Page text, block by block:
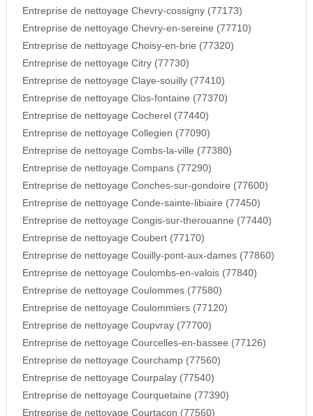
Entreprise de nettoyage Chevry-cossigny (77173)
Entreprise de nettoyage Chevry-en-sereine (77710)
Entreprise de nettoyage Choisy-en-brie (77320)
Entreprise de nettoyage Citry (77730)
Entreprise de nettoyage Claye-souilly (77410)
Entreprise de nettoyage Clos-fontaine (77370)
Entreprise de nettoyage Cocherel (77440)
Entreprise de nettoyage Collegien (77090)
Entreprise de nettoyage Combs-la-ville (77380)
Entreprise de nettoyage Compans (77290)
Entreprise de nettoyage Conches-sur-gondoire (77600)
Entreprise de nettoyage Conde-sainte-libiaire (77450)
Entreprise de nettoyage Congis-sur-therouanne (77440)
Entreprise de nettoyage Coubert (77170)
Entreprise de nettoyage Couilly-pont-aux-dames (77860)
Entreprise de nettoyage Coulombs-en-valois (77840)
Entreprise de nettoyage Coulommes (77580)
Entreprise de nettoyage Coulommiers (77120)
Entreprise de nettoyage Coupvray (77700)
Entreprise de nettoyage Courcelles-en-bassee (77126)
Entreprise de nettoyage Courchamp (77560)
Entreprise de nettoyage Courpalay (77540)
Entreprise de nettoyage Courquetaine (77390)
Entreprise de nettoyage Courtacon (77560)